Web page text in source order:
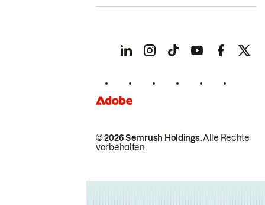
© 2026 Semrush Holdings.Alle Rechte
vorbehalten.